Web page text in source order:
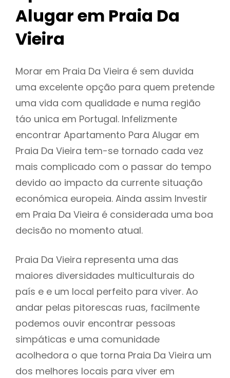
Alugar em Praia Da
Vieira
Morar em Praia Da Vieira é sem duvida
uma excelente opção para quem pretende
uma vida com qualidade e numa região
táo unica em Portugal. Infelizmente
encontrar Apartamento Para Alugar em
Praia Da Vieira tem-se tornado cada vez
mais complicado com o passar do tempo
devido ao impacto da currente situação
económica europeia. Ainda assim Investir
em Praia Da Vieira é considerada uma boa
decisão no momento atual.
Praia Da Vieira representa uma das
maiores diversidades multiculturais do
país e e um local perfeito para viver. Ao
andar pelas pitorescas ruas, facilmente
podemos ouvir encontrar pessoas
simpáticas e uma comunidade
acolhedora o que torna Praia Da Vieira um
dos melhores locais para viver em